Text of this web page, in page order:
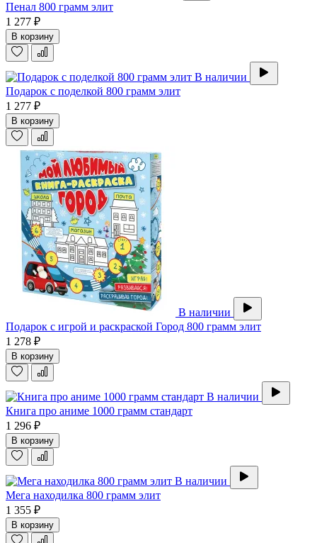
Пенал 800 грамм элит
1 277 ₽
В корзину
В наличии
Подарок с поделкой 800 грамм элит
1 277 ₽
В корзину
В наличии
Подарок с игрой и раскраской Город 800 грамм элит
1 278 ₽
В корзину
В наличии
Книга про аниме 1000 грамм стандарт
1 296 ₽
В корзину
В наличии
Мега находилка 800 грамм элит
1 355 ₽
В корзину